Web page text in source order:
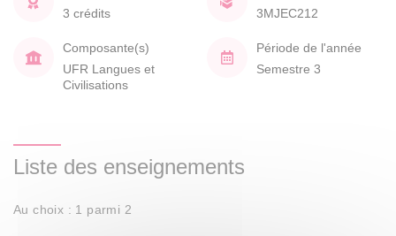
3 crédits
3MJEC212
Composante(s)
UFR Langues et
Civilisations
Période de l'année
Semestre 3
Liste des enseignements
Au choix : 1 parmi 2